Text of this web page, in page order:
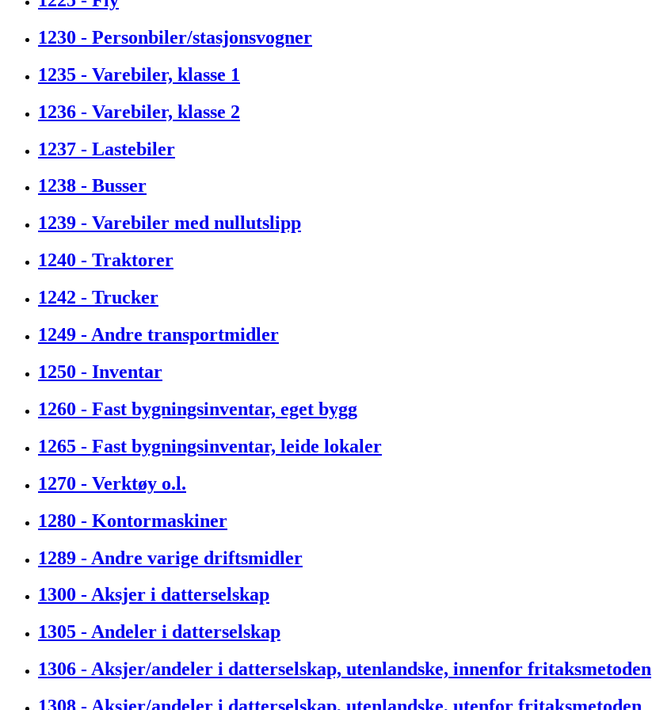
1230 - Personbiler/stasjonsvogner
1235 - Varebiler, klasse 1
1236 - Varebiler, klasse 2
1237 - Lastebiler
1238 - Busser
1239 - Varebiler med nullutslipp
1240 - Traktorer
1242 - Trucker
1249 - Andre transportmidler
1250 - Inventar
1260 - Fast bygningsinventar, eget bygg
1265 - Fast bygningsinventar, leide lokaler
1270 - Verktøy o.l.
1280 - Kontormaskiner
1289 - Andre varige driftsmidler
1300 - Aksjer i datterselskap
1305 - Andeler i datterselskap
1306 - Aksjer/andeler i datterselskap, utenlandske, innenfor fritaksmetoden